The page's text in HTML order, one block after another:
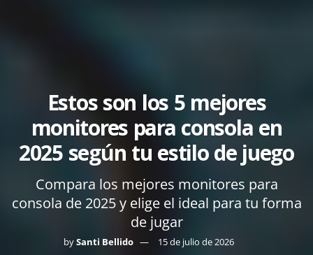
Estos son los 5 mejores
monitores para consola en
2025 según tu estilo de juego
Compara los mejores monitores para
consola de 2025 y elige el ideal para tu forma
de jugar
bySanti Bellido 15 de julio de 2026